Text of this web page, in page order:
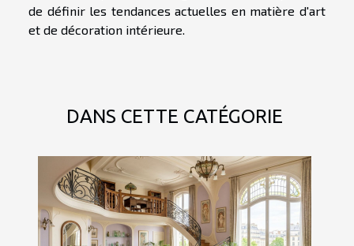
de définir les tendances actuelles en matière d'art
et de décoration intérieure.
DANS CETTE CATÉGORIE